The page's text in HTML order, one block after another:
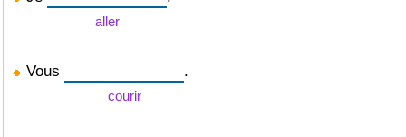
aller
Vous
courir
.